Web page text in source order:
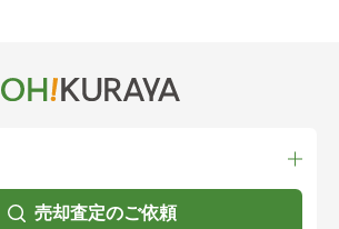
売却査定のご依頼